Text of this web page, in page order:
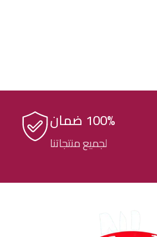
100% ضمان
لجميع منتجاتنا